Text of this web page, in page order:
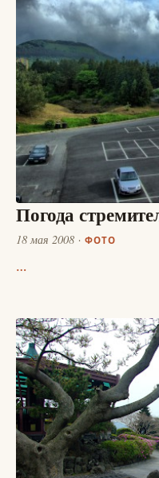
Погода
18 мая 2008 ФОТО
…